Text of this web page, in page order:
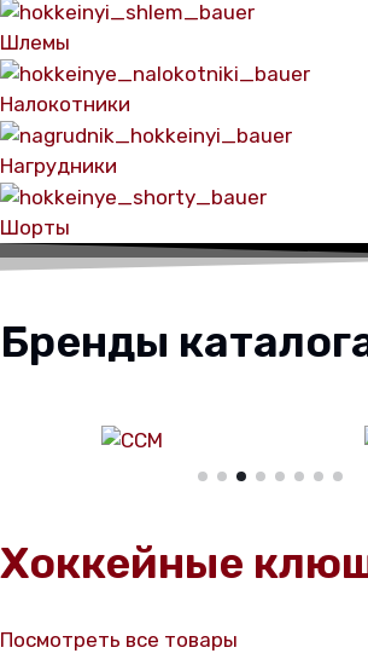
Шлемы
Налокотники
Нагрудники
Шорты
Бренды
Хоккейные
Посмотреть все товары